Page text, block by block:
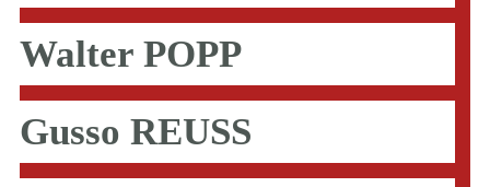
Walter POPP
Gusso REUSS